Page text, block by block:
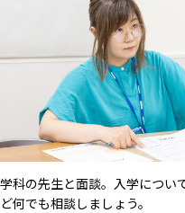
学科の先生と面談。入学につい
ど何でも相談しましょう。